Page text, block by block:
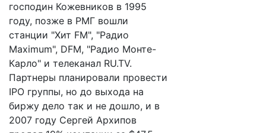
господин Кожевников в 1995
году, позже в РМГ вошли
станции "Хит FM", "Радио
Maximum", DFM, "Радио Монте-
Карло" и телеканал RU.TV.
Партнеры планировали провести
IPO группы, но до выхода на
биржу дело так и не дошло, и в
2007 году Сергей Архипов